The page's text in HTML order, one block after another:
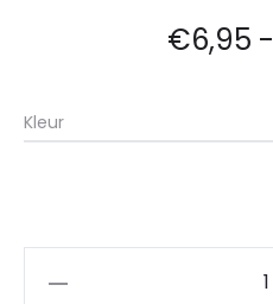
€6,95 -
Kleur